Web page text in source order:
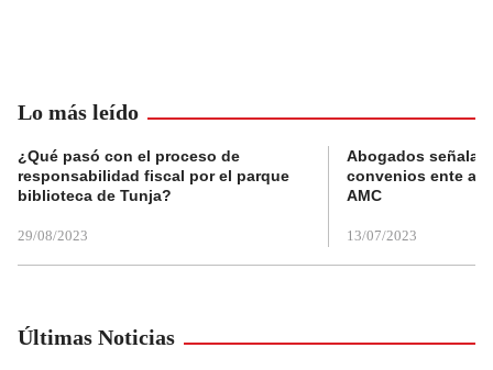
Lo más leído
¿Qué pasó con el proceso de
responsabilidad fiscal por el parque
biblioteca de Tunja?
29/08/2023
Abogados
convenios ente
AMC
13/07/2023
Últimas Noticias